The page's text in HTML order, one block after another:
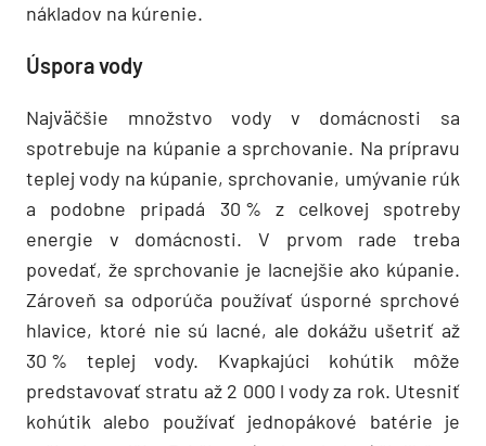
nákladov na kúrenie.
Úspora vody
Najväčšie množstvo vody v domácnosti sa
spotrebuje na kúpanie a sprchovanie. Na prípravu
teplej vody na kúpanie, sprchovanie, umývanie rúk
a podobne pripadá 30 % z celkovej spotreby
energie v domácnosti. V prvom rade treba
povedať, že sprchovanie je lacnejšie ako kúpanie.
Zároveň sa odporúča používať úsporné sprchové
hlavice, ktoré nie sú lacné, ale dokážu ušetriť až
30 % teplej vody. Kvapkajúci kohútik môže
predstavovať stratu až 2 000 l vody za rok. Utesniť
kohútik alebo používať jednopákové batérie je